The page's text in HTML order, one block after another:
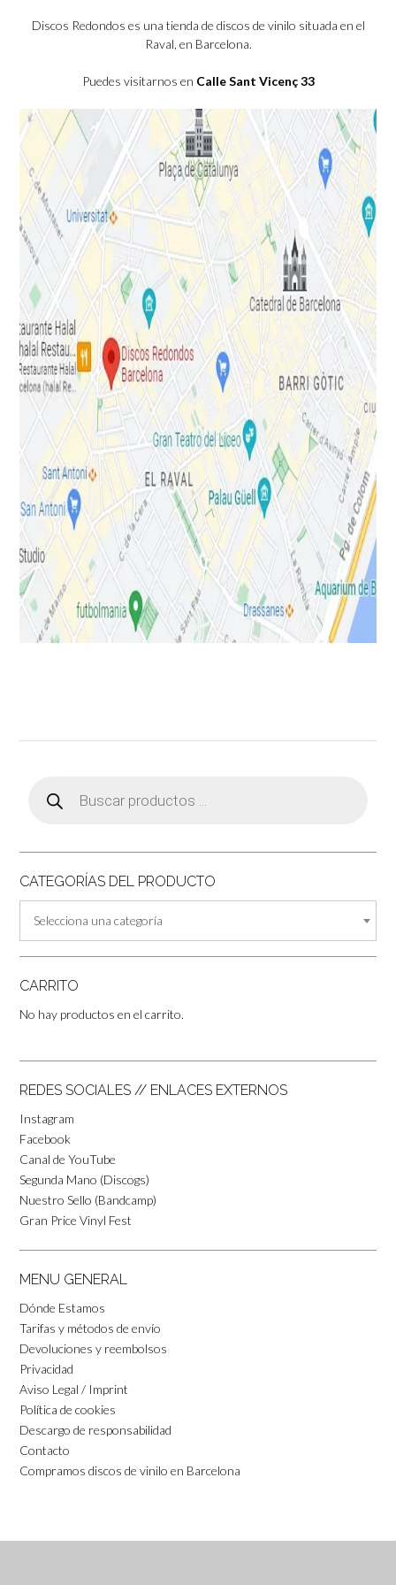
Discos Redondos es una tienda de discos de vinilo situada en el
Raval, en Barcelona.
Puedes visitarnos en Calle Sant Vicenç 33
productos
CATEGORÍAS DEL PRODUCTO
Selecciona una categoría
CARRITO
No hay productos en el carrito.
REDES SOCIALES // ENLACES EXTERNOS
Instagram
Facebook
Canal de YouTube
Segunda Mano (Discogs)
Nuestro Sello (Bandcamp)
Gran Price Vinyl Fest
MENU GENERAL
Dónde Estamos
Tarifas y métodos de envío
Devoluciones y reembolsos
Privacidad
Aviso Legal / Imprint
Política de cookies
Descargo de responsabilidad
Contacto
Compramos discos de vinilo en Barcelona